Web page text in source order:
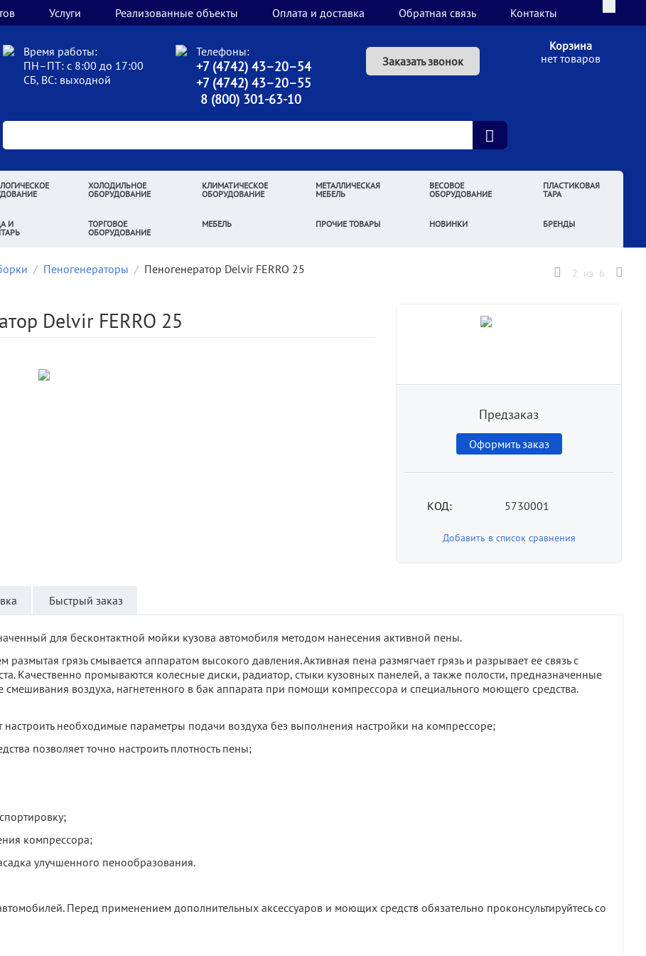
Услуги Реализованные объекты Оплата и доставка Обратная связь Контакты
Время работы:
ПН–ПТ: с 8:00 до 17:00
СБ, ВС: выходной
Телефоны:
+7 (4742) 43–20–54
+7 (4742) 43–20–55
8 (800) 301-63-10
Заказать звонок
Корзина
нет товаров
ХОЛОДИЛЬНОЕ
ОБОРУДОВАНИЕ
КЛИМАТИЧЕСКОЕ
ОБОРУДОВАНИЕ
МЕТАЛЛИЧЕСКАЯ
МЕБЕЛЬ
ВЕСОВОЕ
ОБОРУДОВАНИЕ
ПЛАСТИКОВАЯ
ТАРА
И
ТОРГОВОЕ
ОБОРУДОВАНИЕ
МЕБЕЛЬ ПРОЧИЕ ТОВАРЫ НОВИНКИ БРЕНДЫ
/ Пеногенераторы / Пеногенератор Delvir FERRO 25 2 из 6
Delvir FERRO 25
Предзаказ
Оформить заказ
КОД: 5730001
Добавить в список сравнения
Быстрый заказ
для бесконтактной мойки кузова автомобиля методом нанесения активной пены.
грязь смывается аппаратом высокого давления. Активная пена размягчает грязь и разрывает ее связь с
Качественно промываются колесные диски, радиатор, стыки кузовных панелей, а также полости, предназначенные
смешивания воздуха, нагнетенного в бак аппарата при помощи компрессора и специального моющего средства.
необходимые параметры подачи воздуха без выполнения настройки на компрессоре;
позволяет точно настроить плотность пены;
компрессора;
улучшенного пенообразования.
Перед применением дополнительных аксессуаров и моющих средств обязательно проконсультируйтесь со